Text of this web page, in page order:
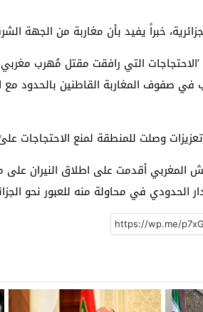
خبراً يفيد بأن مغاربة من الجهة
التي رافقت مقتل مُهرب مغربي
صفوف المغاربة القاطنين بالحدود مع
وصلت للمنطقة لمنع الاحتجاجات
المغربي أقدمت على اطلاق النيران
الحدودي في محاولة منه للعبور نحو